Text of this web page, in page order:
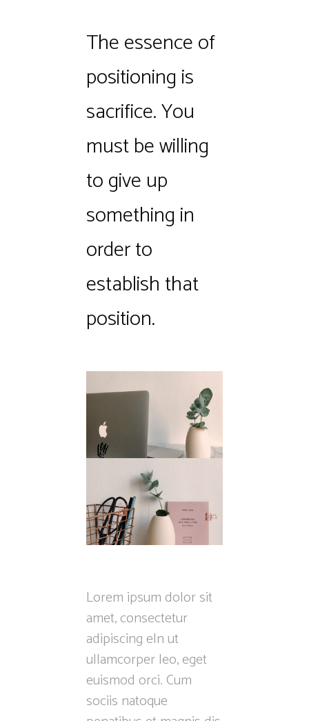
The essence of
positioning is
sacrifice. You
must be willing
to give up
something in
order to
establish that
position.
Lorem ipsum dolor sit
amet, consectetur
adipiscing eln ut
ullamcorper leo, eget
euismod orci. Cum
sociis natoque